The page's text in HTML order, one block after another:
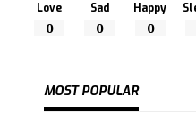
Love
0
Sad
0
Happy
0
MOST POPULAR